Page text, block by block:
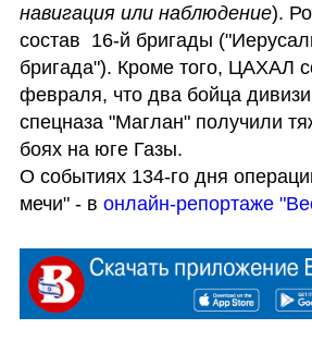
навигация или наблюдение).
состав  16-й бригады
бригада"). Кроме того, ЦАХАЛ
февраля, что два бойца
спецназа "Маглан" получили
боях на юге Газы.
О событиях 134-го дня
мечи" - в онлайн-репортаже